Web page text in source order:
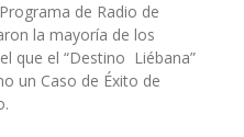
de Radio de
la mayoría de los
que el “Destino Liébana”
un Caso de Éxito de